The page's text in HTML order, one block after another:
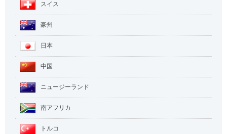
スイス
豪州
日本
中国
ニュージーランド
南アフリカ
トルコ